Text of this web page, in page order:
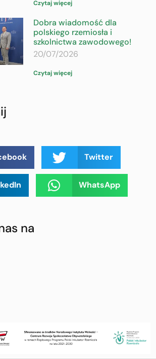
Czytaj więcej
Dobra wiadomość dla
polskiego rzemiosła i
szkolnictwa zawodowego!
20/07/2026
Czytaj więcej
Twitter
WhatsApp
na